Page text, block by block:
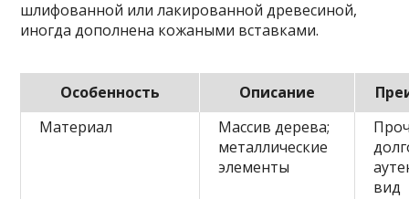
шлифованной или лакированной древесиной,
иногда дополнена кожаными вставками.
Особенность Описание
Материал
Массив дерева;
металлические
элементы
вид